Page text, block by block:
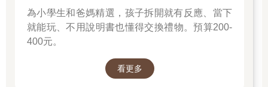
為小學生和爸媽精選，孩子拆開就有反應、當下
就能玩、不用說明書也懂得交換禮物。預算200-
400元。
看更多